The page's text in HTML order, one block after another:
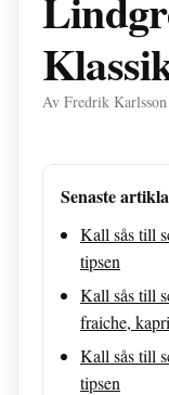
Av Fredrik Karlsson
Senaste
Kall sås till
tipsen
Kall sås till
fraiche,
Kall sås till
tipsen